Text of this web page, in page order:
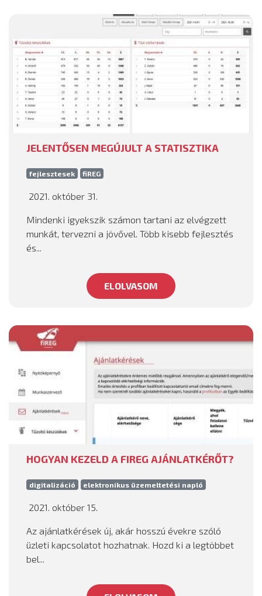
JELENTŐSEN MEGÚJULT A STATISZTIKA
fejlesztesek fiREG
2021. október 31.
Mindenki igyekszik számon tartani az elvégzett
munkát, tervezni a jövővel. Több kisebb fejlesztés
és...
ELOLVASOM
HOGYAN KEZELD A FIREG AJÁNLATKÉRŐT?
digitalizáció elektronikus üzemeltetési napló
2021. október 15.
Az ajánlatkérések új, akár hosszú évekre szóló
üzleti kapcsolatot hozhatnak. Hozd ki a legtöbbet
bel...